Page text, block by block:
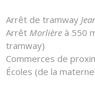
Arrêt de tramway
Arrêt Morlière à 550
tramway)
Commerces de
Écoles (de la